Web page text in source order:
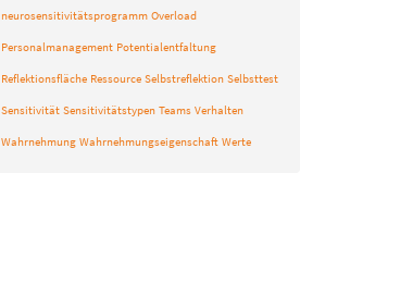
neurosensitivitätsprogramm Overload
Personalmanagement Potentialentfaltung
Reflektionsfläche Ressource Selbstreflektion Selbsttest
Sensitivität Sensitivitätstypen Teams Verhalten
Wahrnehmung Wahrnehmungseigenschaft Werte